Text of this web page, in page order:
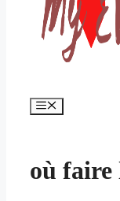
Menu
où faire